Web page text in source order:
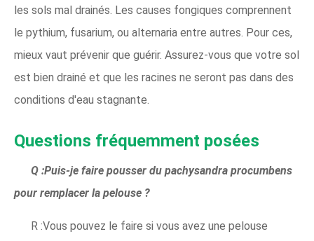
les sols mal drainés. Les causes fongiques comprennent
le pythium, fusarium, ou alternaria entre autres. Pour ces,
mieux vaut prévenir que guérir. Assurez-vous que votre sol
est bien drainé et que les racines ne seront pas dans des
conditions d'eau stagnante.
Questions fréquemment posées
Q :Puis-je faire pousser du pachysandra procumbens
pour remplacer la pelouse ?
R :Vous pouvez le faire si vous avez une pelouse